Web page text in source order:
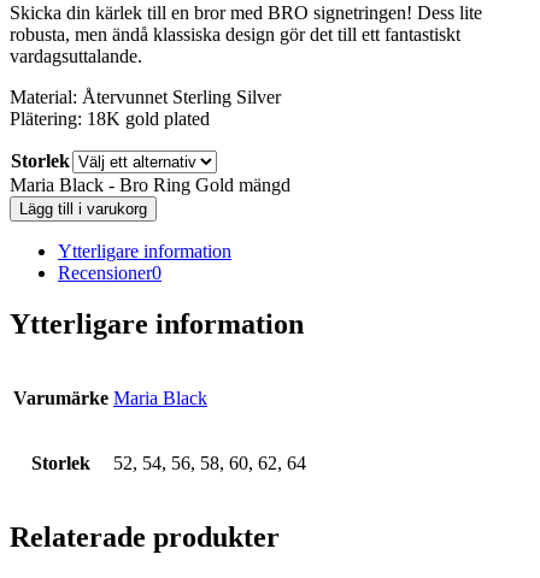
Skicka din kärlek till en bror med BRO signetringen! Dess lite
robusta, men ändå klassiska design gör det till ett fantastiskt
vardagsuttalande.
Material: Återvunnet Sterling Silver
Plätering: 18K gold plated
Storlek
Maria Black - Bro Ring Gold mängd
Lägg till i varukorg
Ytterligare information
Recensioner0
Ytterligare information
Varumärke Maria Black
Storlek 52, 54, 56, 58, 60, 62, 64
Relaterade produkter